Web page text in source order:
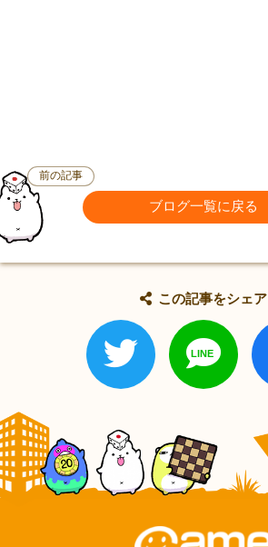
前の記事
ブログ一覧に戻る
この記事をシェア